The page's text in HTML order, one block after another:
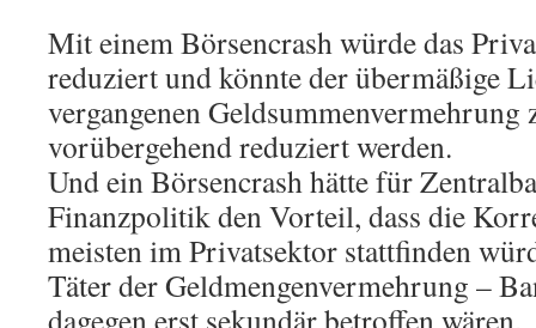
Mit einem Börsencrash würde das
reduziert und könnte der übermäßige
vergangenen Geldsummenvermehrung
vorübergehend reduziert werden.
Und ein Börsencrash hätte für
Finanzpolitik den Vorteil, dass die
meisten im Privatsektor stattfinden
Täter der Geldmengenvermehrung –
dagegen erst sekundär betroffen wären.